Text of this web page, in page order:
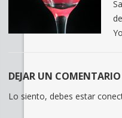
DEJAR UN COMENTARIO
Lo siento, debes estar